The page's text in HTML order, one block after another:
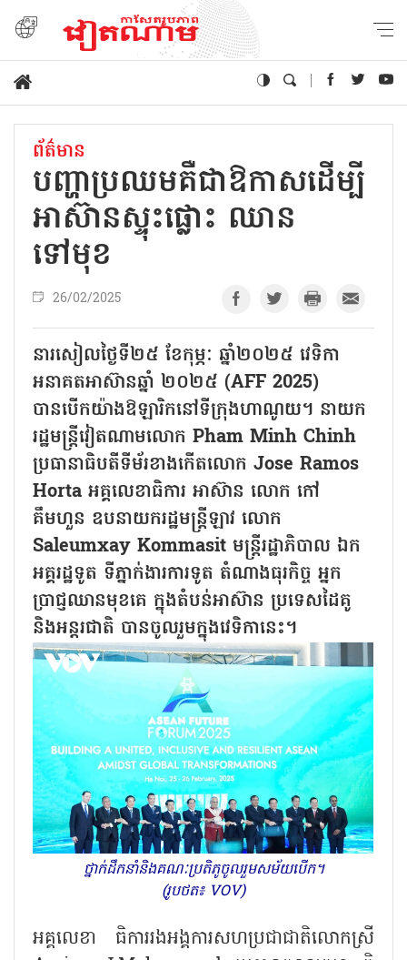
ព័ត៌មាន
បញ្ហាប្រឈមគឺជាឱកាសដើម្បី
អាស៊ានស្ទុះផ្លោះ ឈាន
ទៅមុខ
26/02/2025
នារសៀលថ្ងៃទី២៥ ខែកុម្ភៈ ឆ្នាំ២០២៥ វេទិកា
អនាគតអាស៊ានឆ្នាំ ២០២៥ (AFF 2025)
បានបើកយ៉ាងឱឡារិកនៅទីក្រុងហាណូយ។ នាយក
រដ្ឋមន្ត្រីវៀតណាមលោក Pham Minh Chinh
ប្រធានាធិបតីទីម័រខាងកើតលោក Jose Ramos
Horta អគ្គលេខាធិការ អាស៊ាន លោក កៅ
គឹមហួន ឧបនាយករដ្ឋមន្ត្រីឡាវ លោក
Saleumxay Kommasit មន្ត្រីរដ្ឋាភិបាល ឯក
អគ្គរដ្ឋទូត ទីភ្នាក់ងារការទូត តំណាងធុរកិច្ច អ្នក
ប្រាជ្ញឈានមុខគេ ក្នុងតំបន់អាស៊ាន ប្រទេសដៃគូ
និងអន្តរជាតិ បានចូលរួមក្នុងវេទិកានេះ។
ថ្នាក់ដឹកនាំនិងគណៈប្រតិភូចូលរួមសម័យបើក។
(រូបថត៖ VOV)
អគ្គលេខា ធិការរងអង្គការសហប្រជាជាតិលោកស្រី